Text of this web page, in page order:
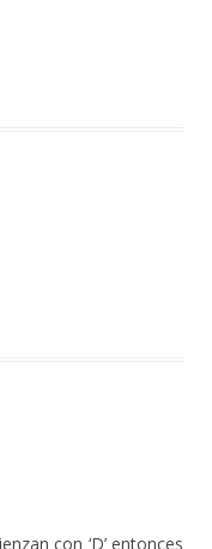
con ‘D’ entonces